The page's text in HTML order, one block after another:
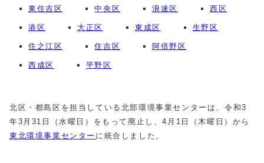
東住吉区 中央区 浪速区 西区
港区 大正区 東成区 生野区
住之江区 住吉区 阿倍野区
西成区 平野区
北区・都島区を担当している北部環境事業センターは、令和3
年3月31日（水曜日）をもって廃止し、4月1日（木曜日）から
東北環境事業センター に統合しました。